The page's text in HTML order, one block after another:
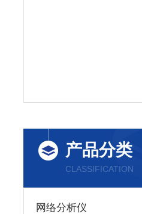
产品分类
CLASSIFICATION
网络分析仪